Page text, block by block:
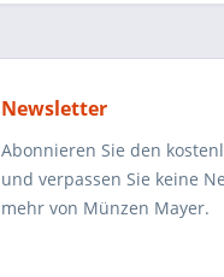
Newsletter
Abonnieren Sie den
und verpassen Sie keine
mehr von Münzen Mayer.